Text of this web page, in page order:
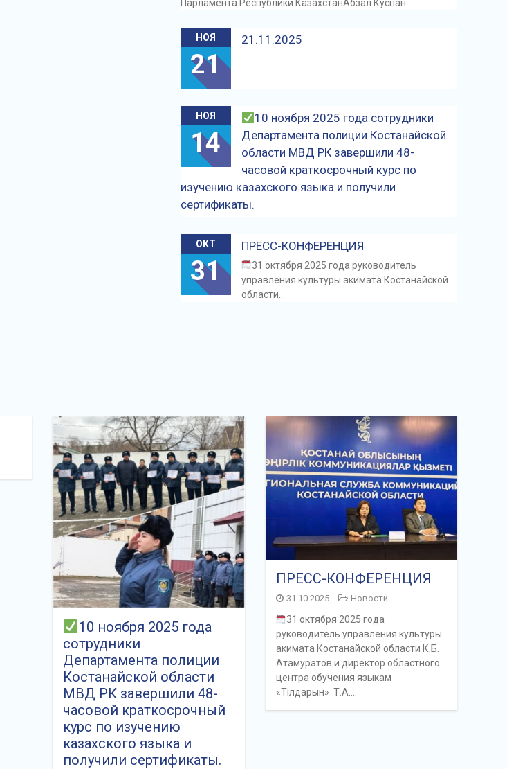
Парламента Республики КазахстанАбзал Куспан…
НОЯ
21
21.11.2025
НОЯ
14
10 ноября 2025 года сотрудники
Департамента полиции Костанайской
области МВД РК завершили 48-
часовой краткосрочный курс по
изучению казахского языка и получили
сертификаты.
ОКТ
31
ПРЕСС-КОНФЕРЕНЦИЯ
31 октября 2025 года руководитель
управления культуры акимата Костанайской
области…
10 ноября 2025 года
сотрудники
Департамента полиции
Костанайской области
МВД РК завершили 48-
часовой краткосрочный
курс по изучению
казахского языка и
получили сертификаты.
ПРЕСС-КОНФЕРЕНЦИЯ
31.10.2025 Новости
31 октября 2025 года
руководитель управления культуры
акимата Костанайской области К.Б.
Атамуратов и директор областного
центра обучения языкам
«Тілдарын» Т.А.…